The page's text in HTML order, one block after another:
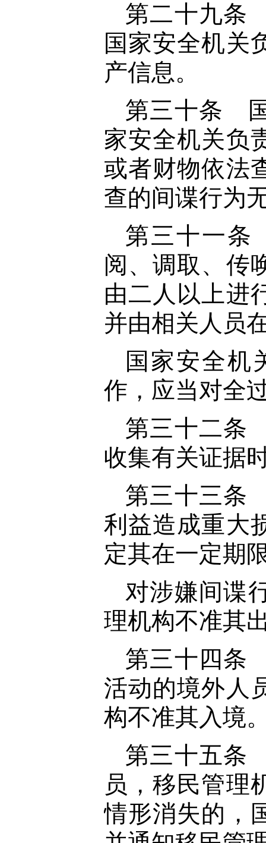
第二十九条
国家安全机关
产信息。
第三十条
家安全机关负
或者财物依法
查的间谍行为
第三十一条
阅、调取、传
由二人以上进
并由相关人员
国家安全机
作，应当对全
第三十二条
收集有关证据
第三十三条
利益造成重大
定其在一定期
对涉嫌间谍
理机构不准其
第三十四条
活动的境外人
构不准其入境
第三十五条
员，移民管理
情形消失的，